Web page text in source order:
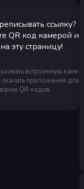
ссылку?
QR код камерой и
эту страницу!
встроенную камеру,
приложение для
QR кодов.